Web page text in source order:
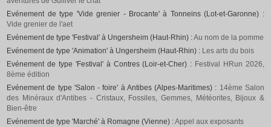
Evénement de type 'Vide grenier - Brocante' à Tonneins (Lot-et-Garonne) :
Vide grenier de l'aet
Evénement de type 'Festival' à Ungersheim (Haut-Rhin) :Au nom de la pomme
Evénement de type 'Animation' à Ungersheim (Haut-Rhin) : Les arts du bois
Evénement de type 'Festival' à Contres (Loir-et-Cher) : Festival HRun 2026,
8ème édition
Evénement de type 'Salon - foire' à Antibes (Alpes-Maritimes) : 14ème Salon
des Minéraux d'Antibes - Cristaux, Fossiles, Gemmes, Météorites, Bijoux &
Bien-être
Evénement de type 'Marché' à Romagne (Vienne) :Appel aux exposants